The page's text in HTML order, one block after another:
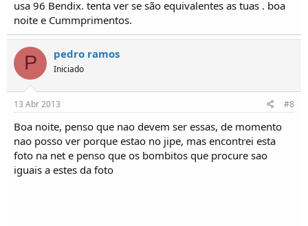
usa 96 Bendix. tenta ver se são equivalentes as tuas . boa
noite e Cummprimentos.
P pedro ramos
Iniciado
13 Abr 2013 #8
Boa noite, penso que nao devem ser essas, de momento
nao posso ver porque estao no jipe, mas encontrei esta
foto na net e penso que os bombitos que procure sao
iguais a estes da foto